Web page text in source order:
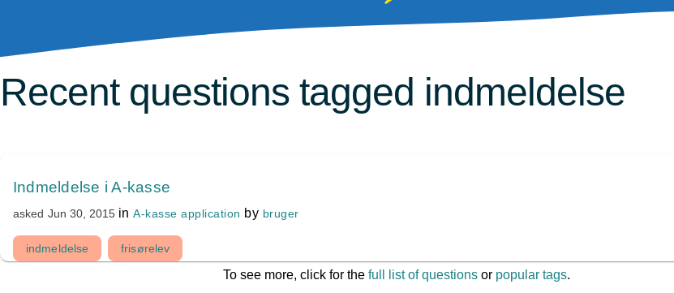
Recent questions tagged indmeldelse
Indmeldelse i A-kasse
asked Jun 30, 2015 inA-kasse application by bruger
indmeldelse frisørelev
To see more, click for the full list of questionsor popular tags.